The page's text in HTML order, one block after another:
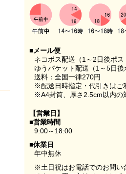
■メール便
ネコポス配送（1～2日後ポ
ゆうパケット配送（1～5日
送料：全国一律270円
※配送日時指定・代引きはご
※A4封筒、厚さ2.5cm以内の
【営業日】
■営業時間
9:00～18:00
■休業日
年中無休
※土日祝はお電話でのお問い